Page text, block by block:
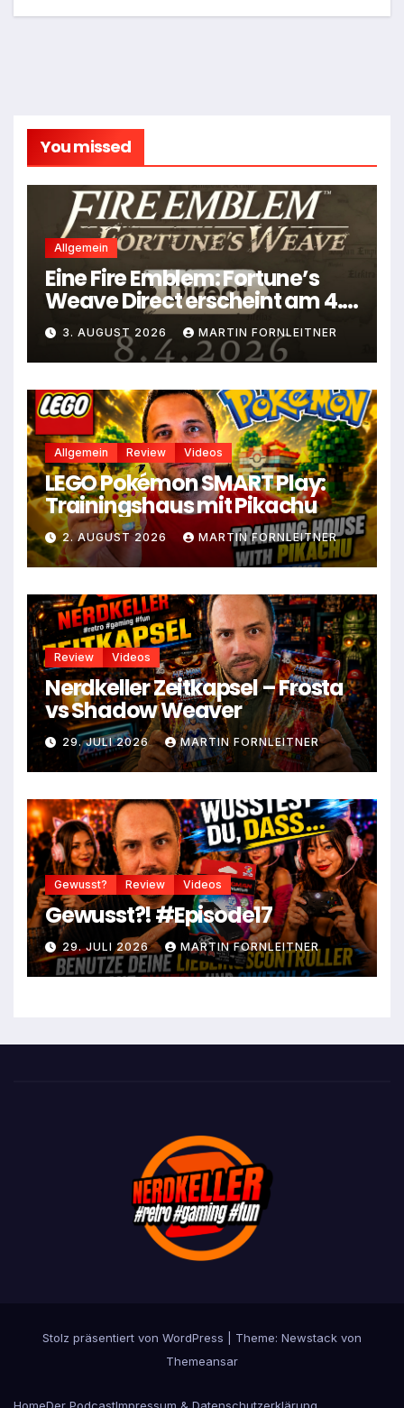
You missed
Allgemein
Eine Fire Emblem: Fortune’s
Weave Direct erscheint am 4.
August
3. AUGUST 2026 MARTIN FORNLEITNER
Allgemein Review Videos
LEGO Pokémon SMART Play:
Trainingshaus mit Pikachu
2. AUGUST 2026 MARTIN FORNLEITNER
Review Videos
Nerdkeller Zeitkapsel – Frosta
vs Shadow Weaver
29. JULI 2026 MARTIN FORNLEITNER
Gewusst? Review Videos
Gewusst?! #Episode17
29. JULI 2026 MARTIN FORNLEITNER
Stolz präsentiert von WordPress Theme: Newstack von
Themeansar
HomeDer PodcastImpressum & Datenschutzerklärung